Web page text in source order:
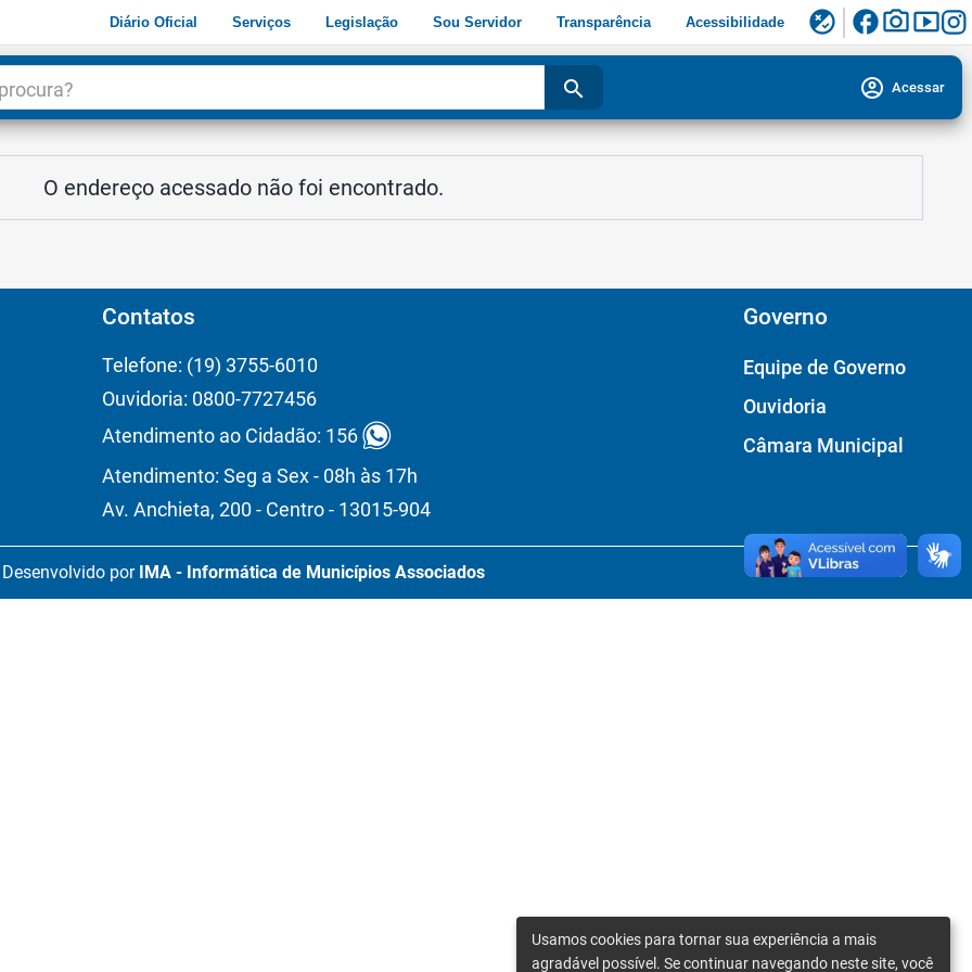
Diário Oficial Serviços Legislação Sou Servidor Transparência Acessibilidade flaky facebookphoto_camerasmart_display
search account_circle Acessar
O endereço acessado não foi encontrado.
Contatos
Telefone: (19) 3755-6010
Ouvidoria: 0800-7727456
Atendimento ao Cidadão: 156
Atendimento: Seg a Sex - 08h às 17h
Av. Anchieta, 200 - Centro - 13015-904
Governo
Equipe de Governo
Ouvidoria
Câmara Municipal
Desenvolvido por IMA - Informática de Municípios Associados
Usamos cookies para tornar sua experiência a mais
agradável possível. Se continuar navegando neste site, você